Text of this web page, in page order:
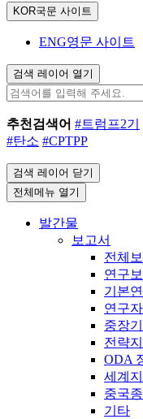
KOR국문 사이트
ENG영문 사이트
검색 레이어 열기
추천검색어 #트럼프2기
#탄소 #CPTPP
검색 레이어 닫기
전체메뉴 열기
발간물
보고서
전체
연구
기본
연구
중장
전략
ODA
세계
중국
기타